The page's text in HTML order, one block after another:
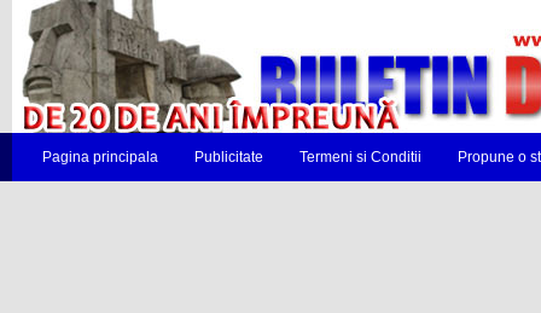
Pagina principala Publicitate Termeni si Conditii Propune o